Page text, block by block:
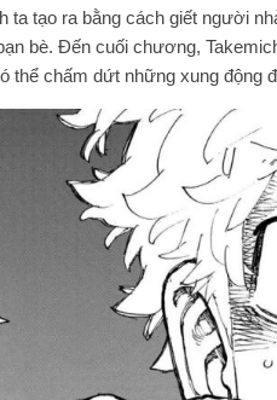
ta tạo ra bằng cách giết người
bè. Đến cuối chương,
thể chấm dứt những xung động